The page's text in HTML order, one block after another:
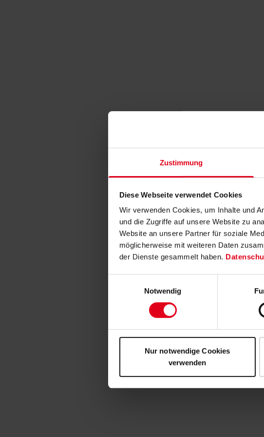
Zustimmung
Diese Webseite verwendet Cookies
Wir verwenden Cookies, um Inhalte und
und die Zugriffe auf unsere Website zu
Website an unsere Partner für soziale
möglicherweise mit weiteren Daten
der Dienste gesammelt haben.
Notwendig
Nur notwendige Cookies
verwenden